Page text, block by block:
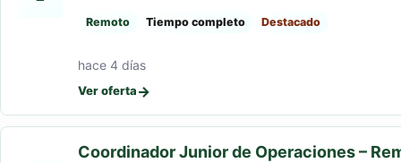
Remoto Tiempo completo Destacado
hace 4 días
Ver oferta→
Coordinador Junior de Operaciones –